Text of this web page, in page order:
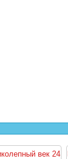
век 24